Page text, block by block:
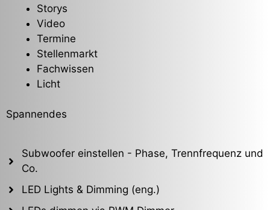
Storys
Video
Termine
Stellenmarkt
Fachwissen
Licht
Spannendes
Subwoofer einstellen - Phase, Trennfrequenz und
Co.
LED Lights & Dimming (eng.)